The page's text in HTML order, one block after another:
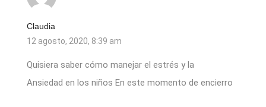
Claudia
12 agosto, 2020, 8:39 am
Quisiera saber cómo manejar el estrés y la
Ansiedad en los niños En este momento de encierro